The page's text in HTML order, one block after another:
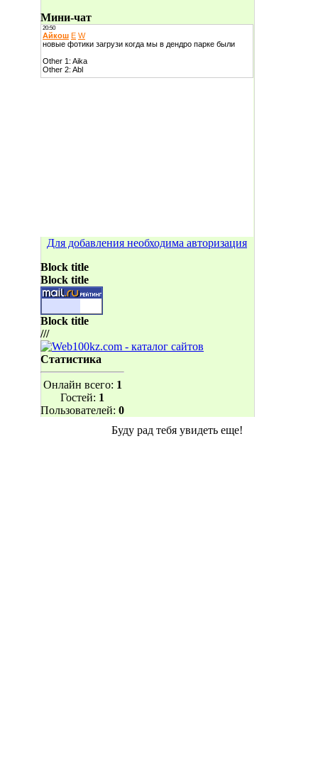
Мини-чат
Для добавления необходима авторизация
Block title
Block title
Block title
///
Статистика
Онлайн всего: 1
Гостей: 1
Пользователей: 0
Буду рад тебя увидеть еще!